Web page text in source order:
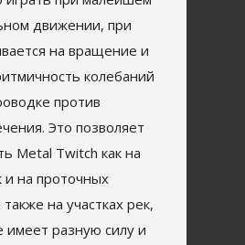
движении, при
на вращение и
колебаний
против
Это позволяет
Metal Twitch как на
и на проточных
на участках рек,
имеет разную силу и